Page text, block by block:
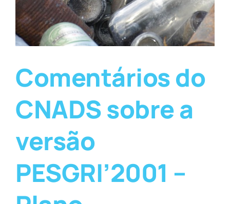
Comentários do
CNADS sobre a
versão
PESGRI’2001 –